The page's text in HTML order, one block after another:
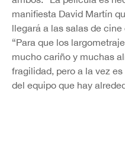
manifiesta David Martín
llegará a las salas de
“Para que los
mucho cariño y muchas
fragilidad, pero a la vez
del equipo que hay